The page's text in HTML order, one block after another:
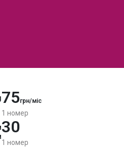
75грн/міс
1 номер
30
1 номер